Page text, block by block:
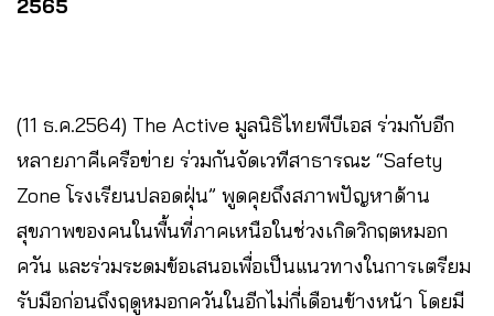
2565
(11 ธ.ค.2564) The Active มูลนิธิไทยพีบีเอส ร่วมกับอีก
หลายภาคีเครือข่าย ร่วมกันจัดเวทีสาธารณะ “Safety
Zone โรงเรียนปลอดฝุ่น” พูดคุยถึงสภาพปัญหาด้าน
สุขภาพของคนในพื้นที่ภาคเหนือในช่วงเกิดวิกฤตหมอก
ควัน และร่วมระดมข้อเสนอเพื่อเป็นแนวทางในการเตรียม
รับมือก่อนถึงฤดูหมอกควันในอีกไม่กี่เดือนข้างหน้า โดยมี